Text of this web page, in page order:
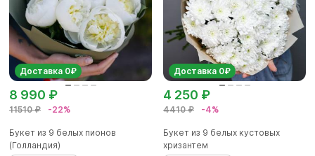
Доставка 0₽
11510 ₽ -22%
8 990 ₽
Букет из 9 белых пионов
(Голландия)
Доставка 0₽
4410 ₽ -4%
4 250 ₽
Букет из 9 белых кустовых
хризантем